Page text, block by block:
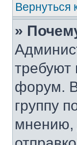
Вернуться
»
требуют
форум.
группу
мнению,